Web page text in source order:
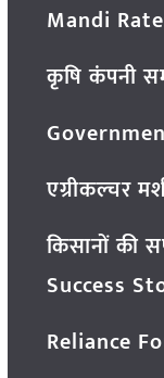
Mandi
कृषि कंपनी
एग्रीकल्चर
किसानों की
Success
Reliance